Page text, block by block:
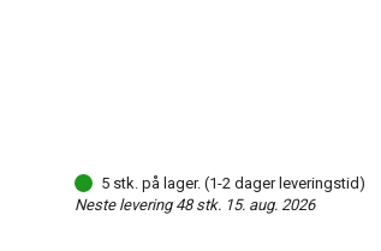
5 stk. på lager. (1-2 dager leveringstid)
Neste levering 48 stk. 15. aug. 2026